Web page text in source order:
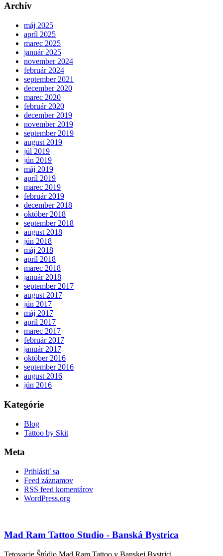
Archív
máj 2025
apríl 2025
marec 2025
január 2025
november 2024
február 2024
september 2021
december 2020
marec 2020
február 2020
december 2019
november 2019
september 2019
august 2019
júl 2019
jún 2019
máj 2019
apríl 2019
marec 2019
február 2019
december 2018
október 2018
september 2018
august 2018
jún 2018
máj 2018
apríl 2018
marec 2018
január 2018
september 2017
august 2017
jún 2017
máj 2017
apríl 2017
marec 2017
február 2017
január 2017
október 2016
september 2016
august 2016
jún 2016
Kategórie
Blog
Tattoo by Skit
Meta
Prihlásiť sa
Feed záznamov
RSS feed komentárov
WordPress.org
Mad Ram Tattoo Studio - Banská Bystrica
Tetovacie Štúdio Mad Ram Tattoo v Banskej Bystrici